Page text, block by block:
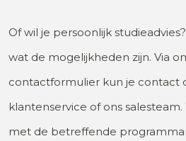
Of wil je persoonlijk
wat de mogelijkheden zijn. Via
contactformulier kun je contact
klantenservice of ons
met de betreffende